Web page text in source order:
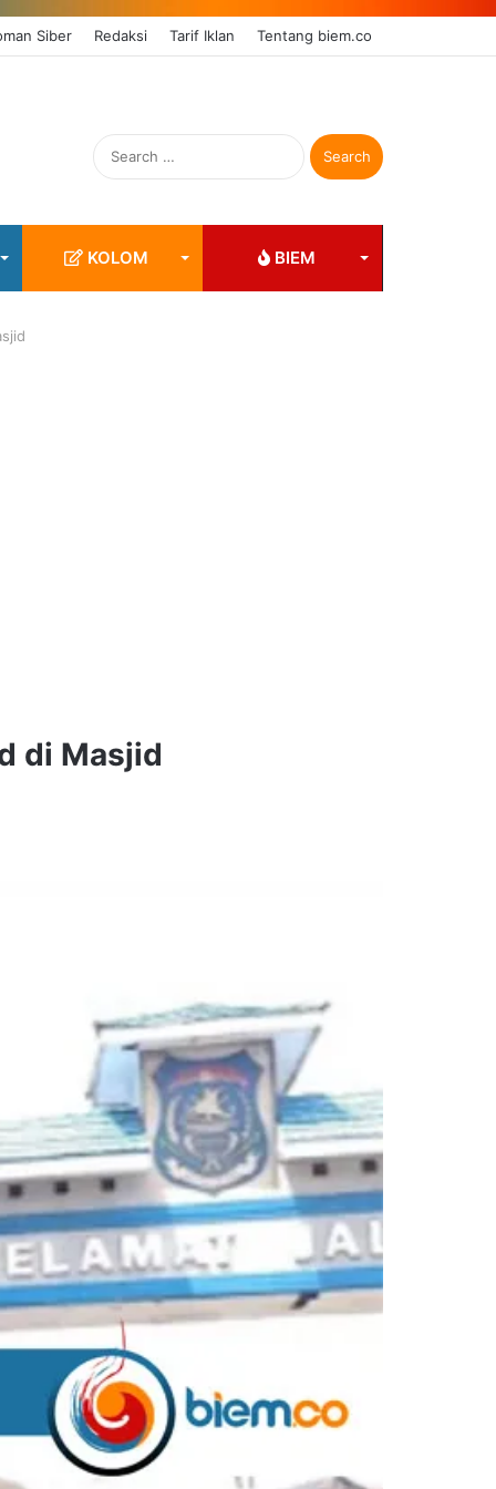
Siber Redaksi Tarif Iklan Tentang biem.co
Search
for:
KOLOM BIEM
di Masjid